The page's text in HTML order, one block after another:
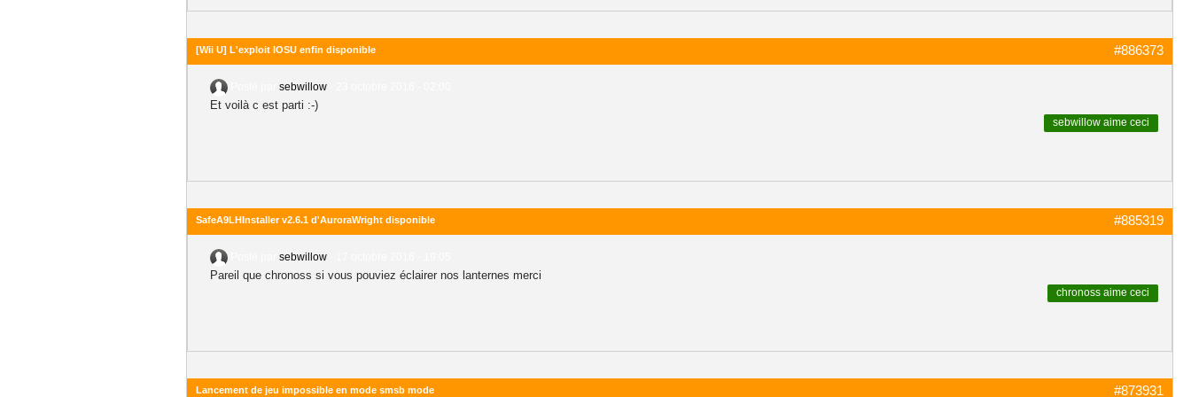
#886373
[Wii U] L'exploit IOSU enfin disponible
sebwillow
Et voilà c est parti :-)
sebwillow aime ceci
#885319
SafeA9LHInstaller v2.6.1 d'AuroraWright disponible
sebwillow
Pareil que chronoss si vous pouviez éclairer nos lanternes merci
chronoss aime ceci
#873931
Lancement de jeu impossible en mode smsb mode